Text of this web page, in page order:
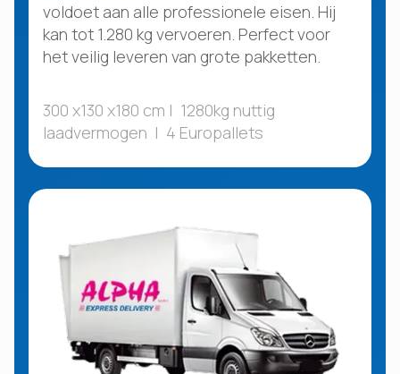
voldoet aan alle professionele eisen. Hij
kan tot 1.280 kg vervoeren. Perfect voor
het veilig leveren van grote pakketten.
300 x130 x180 cm | 1280kg nuttig
laadvermogen | 4 Europallets